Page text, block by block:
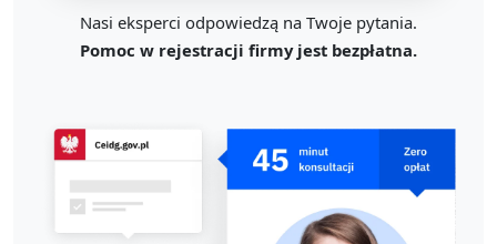
Nasi eksperci odpowiedzą na Twoje pytania.
Pomoc w rejestracji firmy jest bezpłatna.